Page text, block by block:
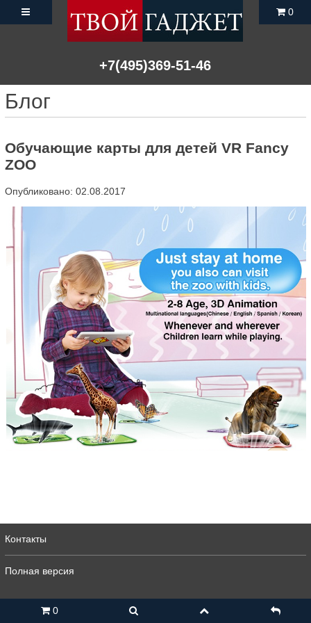
+7(495)369-51-46
0
Блог
Обучающие карты для детей VR Fancy
ZOO
Опубликовано: 02.08.2017
Контакты
Полная версия
0